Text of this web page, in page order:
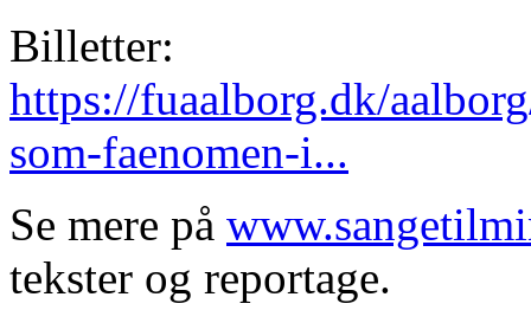
Billetter:
https://fuaalborg.dk/
som-faenomen-i...
Se mere på
tekster og reportage.